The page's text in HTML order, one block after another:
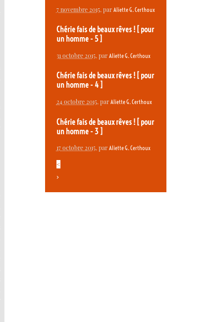
7 novembre 2015, par Aliette G. Certhoux
Chérie fais de beaux rêves ! [ pour
un homme - 5 ]
31 octobre 2015, par Aliette G. Certhoux
Chérie fais de beaux rêves ! [ pour
un homme - 4 ]
24 octobre 2015, par Aliette G. Certhoux
Chérie fais de beaux rêves ! [ pour
un homme - 3 ]
17 octobre 2015, par Aliette G. Certhoux
<
>